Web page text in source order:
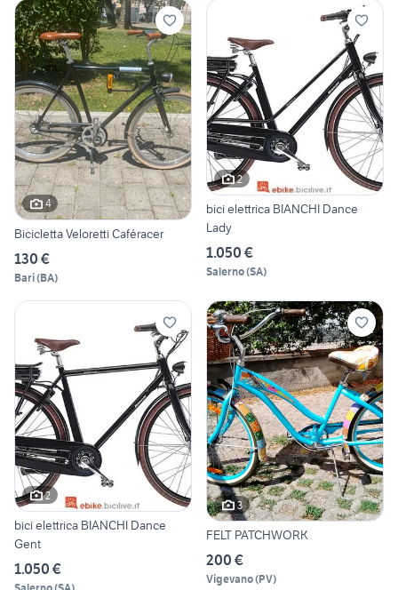
4
Bicicletta Veloretti Caféracer
130 €
Bari(BA)
2
bici elettrica BIANCHI Dance
Lady
1.050 €
Salerno(SA)
2
bici elettrica BIANCHI Dance
Gent
1.050 €
3
FELT PATCHWORK
200 €
Vigevano(PV)